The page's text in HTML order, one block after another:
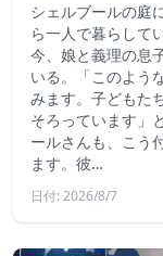
シェルブールの庭
ら一人で暮らして
今、娘と義理の息
いる。「このよう
みます。子どもた
そろっています」
ールさんも、こう
ます。彼…
日付: 2026/8/7